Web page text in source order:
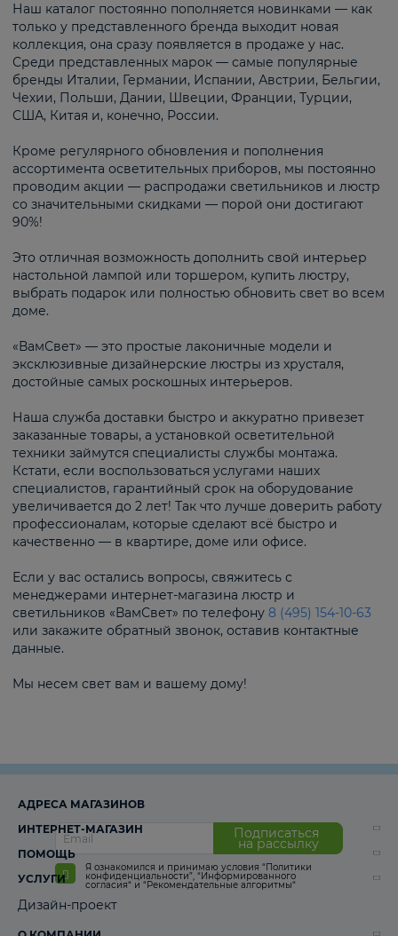
Наш каталог постоянно пополняется новинками — как
только у представленного бренда выходит новая
коллекция, она сразу появляется в продаже у нас.
Среди представленных марок — самые популярные
бренды Италии, Германии, Испании, Австрии, Бельгии,
Чехии, Польши, Дании, Швеции, Франции, Турции,
США, Китая и, конечно, России.
Кроме регулярного обновления и пополнения
ассортимента осветительных приборов, мы постоянно
проводим акции — распродажи светильников и люстр
со значительными скидками — порой они достигают
90%!
Это отличная возможность дополнить свой интерьер
настольной лампой или торшером, купить люстру,
выбрать подарок или полностью обновить свет во всем
доме.
«ВамСвет» — это простые лаконичные модели и
эксклюзивные дизайнерские люстры из хрусталя,
достойные самых роскошных интерьеров.
Наша служба доставки быстро и аккуратно привезет
заказанные товары, а установкой осветительной
техники займутся специалисты службы монтажа.
Кстати, если воспользоваться услугами наших
специалистов, гарантийный срок на оборудование
увеличивается до 2 лет! Так что лучше доверить работу
профессионалам, которые сделают всё быстро и
качественно — в квартире, доме или офисе.
Если у вас остались вопросы, свяжитесь с
менеджерами интернет-магазина люстр и
светильников «ВамСвет» по телефону 8 (495) 154-10-63
или закажите обратный звонок, оставив контактные
данные.
Мы несем свет вам и вашему дому!
Подписаться
на рассылку
Я ознакомился и принимаю условия “Политики
конфиденциальности”, “Информированного
согласия“ и “Рекомендательные алгоритмы“
АДРЕСА МАГАЗИНОВ
ИНТЕРНЕТ-МАГАЗИН
ПОМОЩЬ
УСЛУГИ
Дизайн-проект